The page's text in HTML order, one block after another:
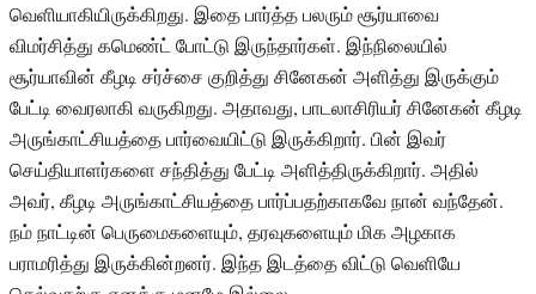
வெளியாகியிருக்கிறது. இதை பார்த்த பலரும் சூர்யாவை
விமர்சித்து கமெண்ட் போட்டு இருந்தார்கள். இந்நிலையில்
சூர்யாவின் கீழடி சர்ச்சை குறித்து சினேகன் அளித்து இருக்கும்
பேட்டி வைரலாகி வருகிறது. அதாவது, பாடலாசிரியர் சினேகன் கீழடி
அருங்காட்சியத்தை பார்வையிட்டு இருக்கிறார். பின் இவர்
செய்தியாளர்களை சந்தித்து பேட்டி அளித்திருக்கிறார். அதில்
அவர், கீழடி அருங்காட்சியத்தை பார்ப்பதற்காகவே நான் வந்தேன்.
நம் நாட்டின் பெருமைகளையும், தரவுகளையும் மிக அழகாக
பராமரித்து இருக்கின்றனர். இந்த இடத்தை விட்டு வெளியே